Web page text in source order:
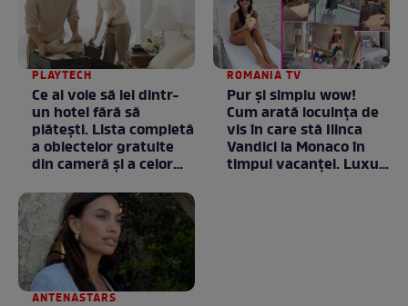
PLAYTECH
Ce ai voie să iei dintr-
un hotel fără să
plătești. Lista completă
a obiectelor gratuite
din cameră și a celor
proprietatea unității
ROMANIA TV
Pur și simplu wow!
Cum arată locuința de
vis în care stă Ilinca
Vandici la Monaco în
timpul vacanței. Luxul
ANTENASTARS